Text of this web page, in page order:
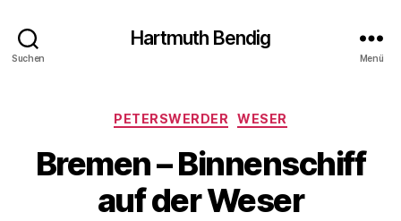
Suchen
Hartmuth Bendig
Menü
Kategorien
PETERSWERDER WESER
Bremen – Binnenschiff
auf der Weser